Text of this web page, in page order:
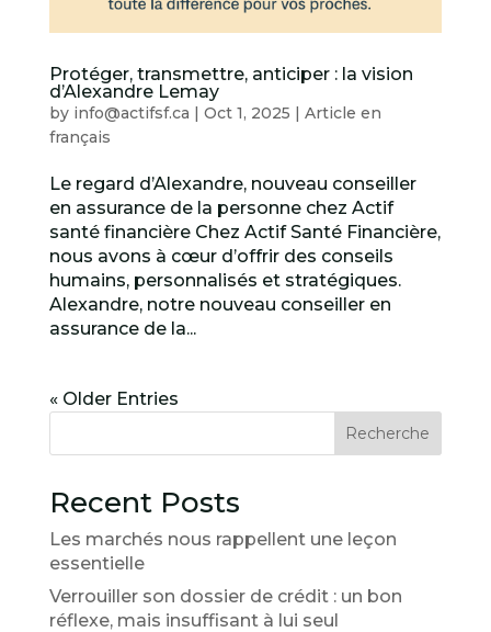
Protéger, transmettre, anticiper : la vision
d’Alexandre Lemay
by info@actifsf.ca | Oct 1, 2025 | Article en
français
Le regard d’Alexandre, nouveau conseiller
en assurance de la personne chez Actif
santé financière Chez Actif Santé Financière,
nous avons à cœur d’offrir des conseils
humains, personnalisés et stratégiques.
Alexandre, notre nouveau conseiller en
assurance de la...
« Older Entries
Recherche
Recent Posts
Les marchés nous rappellent une leçon
essentielle
Verrouiller son dossier de crédit : un bon
réflexe, mais insuffisant à lui seul